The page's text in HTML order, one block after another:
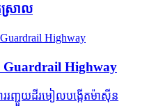
ស្រាល
Guardrail Highway